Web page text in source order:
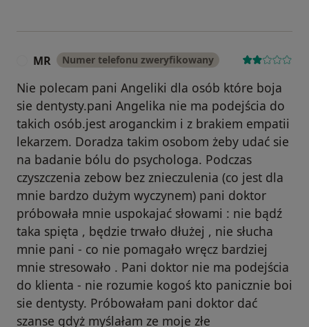
MR Numer telefonu zweryfikowany
Nie polecam pani Angeliki dla osób które boja
sie dentysty.pani Angelika nie ma podejścia do
takich osób.jest aroganckim i z brakiem empatii
lekarzem. Doradza takim osobom żeby udać sie
na badanie bólu do psychologa. Podczas
czyszczenia zebow bez znieczulenia (co jest dla
mnie bardzo dużym wyczynem) pani doktor
próbowała mnie uspokajać słowami : nie bądź
taka spięta , będzie trwało dłużej , nie słucha
mnie pani - co nie pomagało wręcz bardziej
mnie stresowało . Pani doktor nie ma podejścia
do klienta - nie rozumie kogoś kto panicznie boi
sie dentysty. Próbowałam pani doktor dać
szanse gdyż myślałam ze moje złe